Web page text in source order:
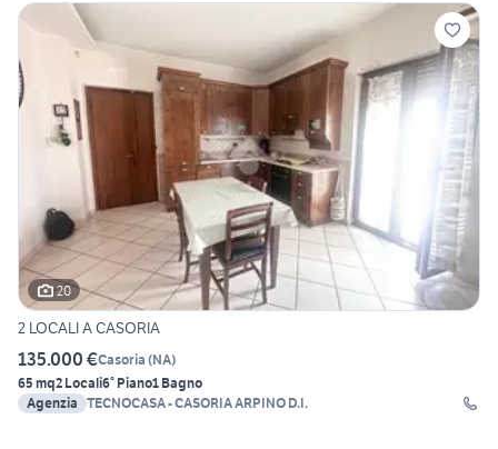
20
2 LOCALI A CASORIA
135.000 €Casoria (NA)
65 mq2 Locali6° Piano1 Bagno
Agenzia
TECNOCASA - CASORIA ARPINO D.I.